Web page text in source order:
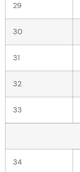
29
30
31
32
33
34